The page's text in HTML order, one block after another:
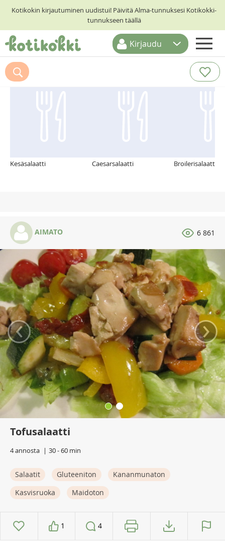
Kotikokin kirjautuminen uudistui! Päivitä Alma-tunnuksesi Kotikokki-
tunnukseen täällä
ETUSIVU
RESEPTIHAKU
Kirjaudu
Suosittelemme myös
Kesäsalaatti Caesarsalaatti Broilerisalaatti
AIMATO 6 861
‹ ›
Tofusalaatti
4 annosta 30 - 60 min
Salaatit Gluteeniton
Kananmunaton
Kasvisruoka
Maidoton
1 4